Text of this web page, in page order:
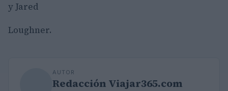
y Jared
Loughner.
AUTOR
Redacción Viajar365.com